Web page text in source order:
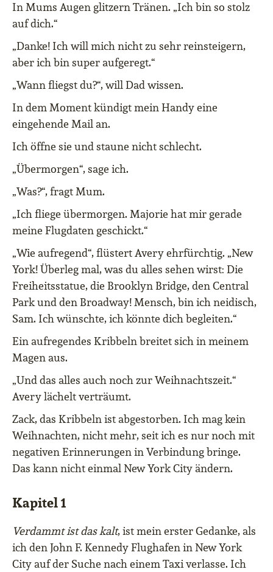
In Mums Augen glitzern Tränen. „Ich bin so stolz
auf dich.“
„Danke! Ich will mich nicht zu sehr reinsteigern,
aber ich bin super aufgeregt.“
„Wann fliegst du?“, will Dad wissen.
In dem Moment kündigt mein Handy eine
eingehende Mail an.
Ich öffne sie und staune nicht schlecht.
„Übermorgen“, sage ich.
„Was?“, fragt Mum.
„Ich fliege übermorgen. Majorie hat mir gerade
meine Flugdaten geschickt.“
„Wie aufregend“, flüstert Avery ehrfürchtig. „New
York! Überleg mal, was du alles sehen wirst: Die
Freiheitsstatue, die Brooklyn Bridge, den Central
Park und den Broadway! Mensch, bin ich neidisch,
Sam. Ich wünschte, ich könnte dich begleiten.“
Ein aufregendes Kribbeln breitet sich in meinem
Magen aus.
„Und das alles auch noch zur Weihnachtszeit.“
Avery lächelt verträumt.
Zack, das Kribbeln ist abgestorben. Ich mag kein
Weihnachten, nicht mehr, seit ich es nur noch mit
negativen Erinnerungen in Verbindung bringe.
Das kann nicht einmal New York City ändern.
Kapitel 1
Verdammt ist das kalt, ist mein erster Gedanke, als
ich den John F. Kennedy Flughafen in New York
City auf der Suche nach einem Taxi verlasse. Ich